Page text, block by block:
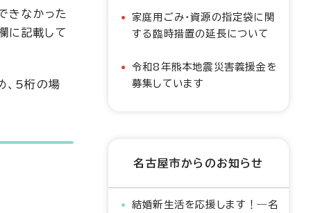
きなかった
に記載して
、5桁の場
家庭用ごみ・資源の指定袋に関
する臨時措置の延長について
令和8年熊本地震災害義援金を
募集しています
名古屋市からのお知らせ
結婚新生活を応援します！―名